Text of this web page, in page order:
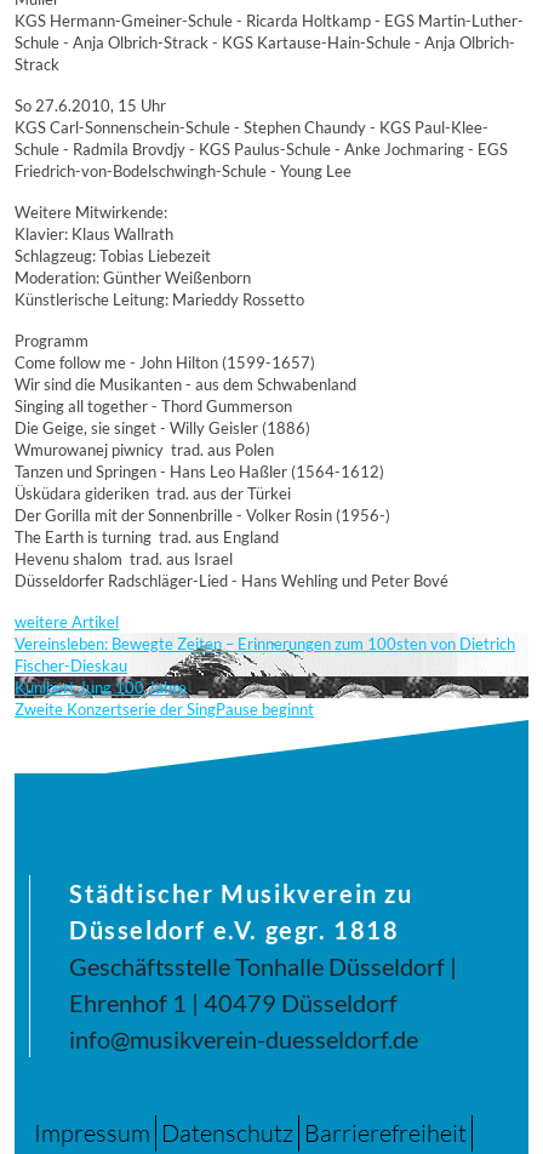
KGS Hermann-Gmeiner-Schule - Ricarda Holtkamp - EGS Martin-Luther-
Schule - Anja Olbrich-Strack - KGS Kartause-Hain-Schule - Anja Olbrich-
Strack
So 27.6.2010, 15 Uhr
KGS Carl-Sonnenschein-Schule - Stephen Chaundy - KGS Paul-Klee-
Schule - Radmila Brovdjy - KGS Paulus-Schule - Anke Jochmaring - EGS
Friedrich-von-Bodelschwingh-Schule - Young Lee
Weitere Mitwirkende:
Klavier: Klaus Wallrath
Schlagzeug: Tobias Liebezeit
Moderation: Günther Weißenborn
Künstlerische Leitung: Marieddy Rossetto
Programm
Come follow me - John Hilton (1599-1657)
Wir sind die Musikanten - aus dem Schwabenland
Singing all together - Thord Gummerson
Die Geige, sie singet - Willy Geisler (1886)
Wmurowanej piwnicy  trad. aus Polen
Tanzen und Springen - Hans Leo Haßler (1564-1612)
Üsküdara gideriken  trad. aus der Türkei
Der Gorilla mit der Sonnenbrille - Volker Rosin (1956-)
The Earth is turning  trad. aus England
Hevenu shalom  trad. aus Israel
Düsseldorfer Radschläger-Lied - Hans Wehling und Peter Bové
weitere Artikel
Vereinsleben: Bewegte Zeiten – Erinnerungen zum 100sten von Dietrich
Fischer-Dieskau
Kunibert Jung 100 Jahre
Zweite Konzertserie der SingPause beginnt
Städtischer Musikverein zu
Düsseldorf e.V. gegr. 1818
Geschäftsstelle Tonhalle Düsseldorf |
Ehrenhof 1 | 40479 Düsseldorf
info@musikverein-duesseldorf.de
Impressum Datenschutz Barrierefreiheit